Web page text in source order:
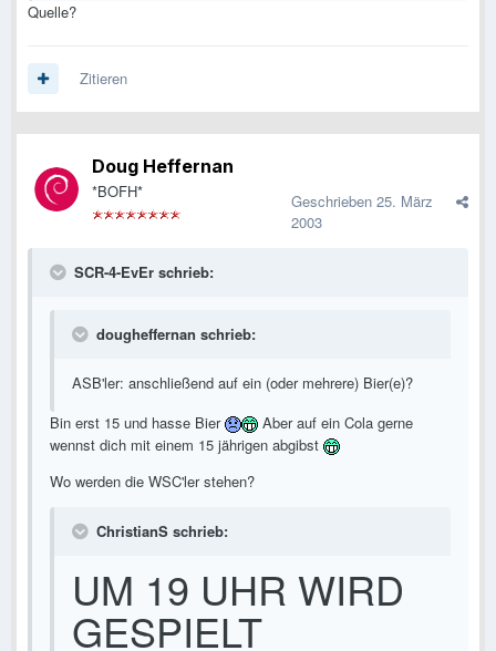
Quelle?
Zitieren
Doug Heffernan
*BOFH* Geschrieben 25. März
2003
SCR-4-EvEr schrieb:
dougheffernan schrieb:
ASB'ler: anschließend auf ein (oder mehrere) Bier(e)?
Bin erst 15 und hasse Bier
Aber auf ein Cola gerne
wennst dich mit einem 15 jährigen abgibst
Wo werden die WSC'ler stehen?
ChristianS schrieb:
UM 19 UHR WIRD
GESPIELT